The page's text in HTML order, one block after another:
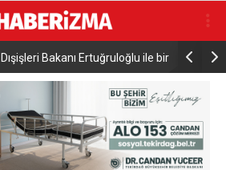
Bakanı Ertuğruloğlu ile bir AK Parti
Bu
Türkiye’yi